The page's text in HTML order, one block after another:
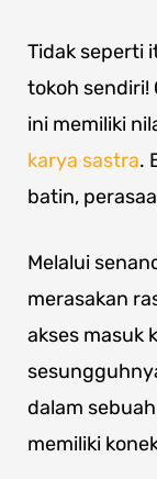
Tidak seperti
tokoh sendiri!
ini memiliki
karya sastra.
batin,
Melalui
merasakan
akses masuk
dalam
memiliki